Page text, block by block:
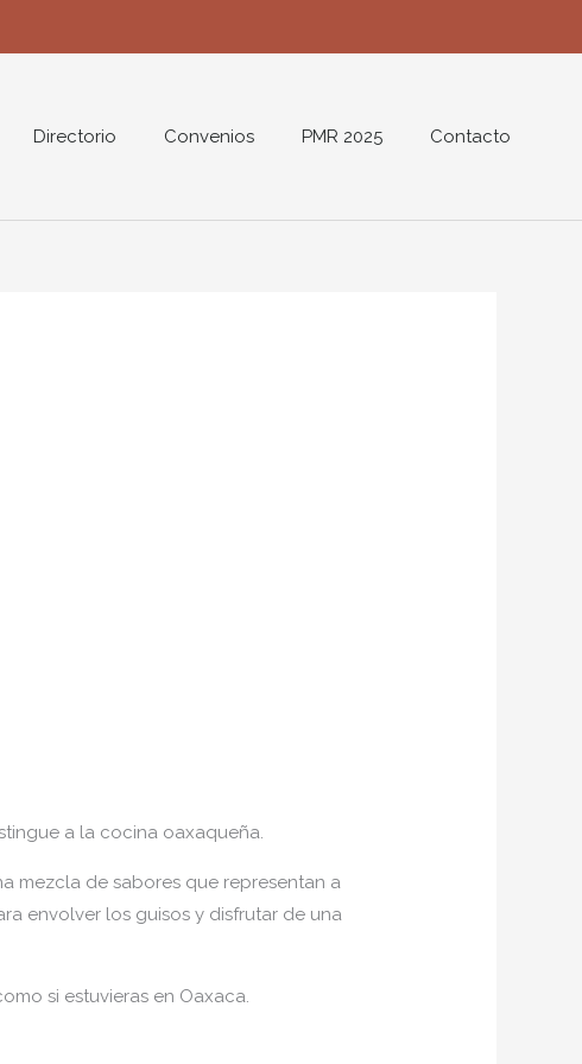
Directorio Convenios PMR 2025 Contacto
a la cocina oaxaqueña.
mezcla de sabores que representan a
envolver los guisos y disfrutar de una
si estuvieras en Oaxaca.